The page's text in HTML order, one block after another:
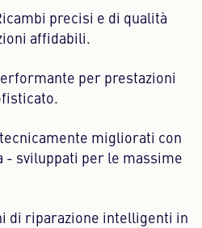
precisi e di qualità
affidabili.
per prestazioni
migliorati con
- sviluppati per le massime
di riparazione intelligenti in